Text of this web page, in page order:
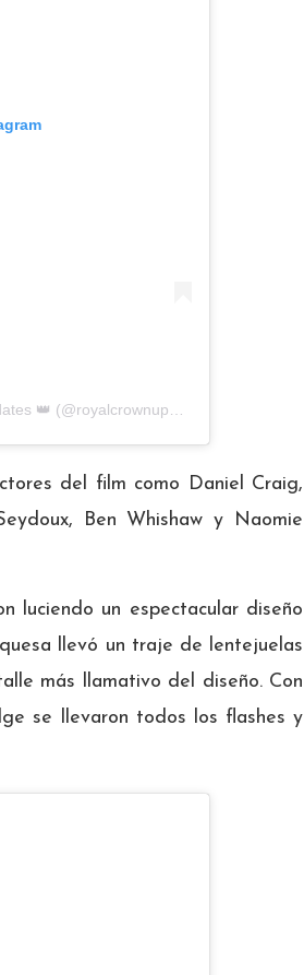
del film como Daniel Craig,
Ben Whishaw y Naomie
luciendo un espectacular diseño
llevó un traje de lentejuelas
más llamativo del diseño. Con
se llevaron todos los flashes y